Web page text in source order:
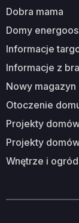
dobra mama
domy
informacje
informacje z
nowy magazyn
otoczenie
projekty
projekty
wnętrze i ogród